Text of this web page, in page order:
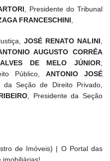
, Presidente do Tribunal
FRANCESCHINI
JOSÉ RENATO NALINI
AUGUSTO CORRÊA
DE MELO JÚNIOR
Público, ANTONIO JOSÉ
da Seção de Direito Privado,
, Presidente da Seção
de Imóveis) | O Portal das